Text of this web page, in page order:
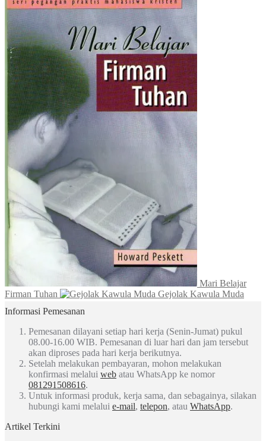
Mari Belajar
Firman Tuhan
Gejolak Kawula Muda
Informasi Pemesanan
Pemesanan dilayani setiap hari kerja (Senin-Jumat) pukul
08.00-16.00 WIB. Pemesanan di luar hari dan jam tersebut
akan diproses pada hari kerja berikutnya.
Setelah melakukan pembayaran, mohon melakukan
konfirmasi melalui web atau WhatsApp ke nomor
081291508616.
Untuk informasi produk, kerja sama, dan sebagainya, silakan
hubungi kami melalui e-mail, telepon, atau WhatsApp.
Artikel Terkini